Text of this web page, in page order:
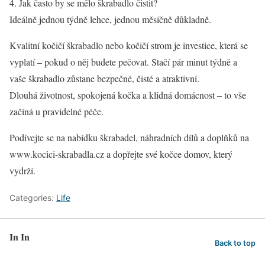
4. Jak často by se mělo škrabadlo čistit?
Ideálně jednou týdně lehce, jednou měsíčně důkladně.
Kvalitní kočičí škrabadlo nebo kočičí strom je investice, která se
vyplatí – pokud o něj budete pečovat. Stačí pár minut týdně a
vaše škrabadlo zůstane bezpečné, čisté a atraktivní.
Dlouhá životnost, spokojená kočka a klidná domácnost – to vše
začíná u pravidelné péče.
Podívejte se na nabídku škrabadel, náhradních dílů a doplňků na
www.kocici-skrabadla.cz a dopřejte své kočce domov, který
vydrží.
Categories: Life
In In Back to top